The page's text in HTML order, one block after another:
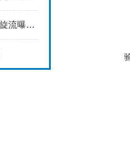
曝气装置是可提升式旋流曝气器的核心部分